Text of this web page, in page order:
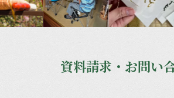
資料請求・お問い